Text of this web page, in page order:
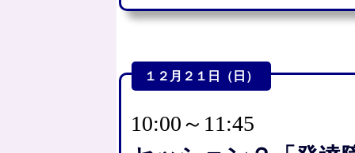
１２月２１日（日）
10:00～11:45